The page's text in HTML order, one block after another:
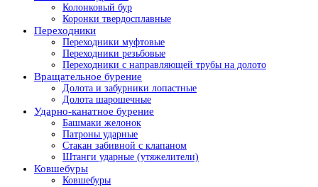
Колонковый бур
Коронки твердосплавные
Переходники
Переходники муфтовые
Переходники резьбовые
Переходники с направляющей трубы на долото
Вращательное бурение
Долота и забурники лопастные
Долота шарошечные
Ударно-канатное бурение
Башмаки желонок
Патроны ударные
Стакан забивной с клапаном
Штанги ударные (утяжелители)
Ковшебуры
Ковшебуры